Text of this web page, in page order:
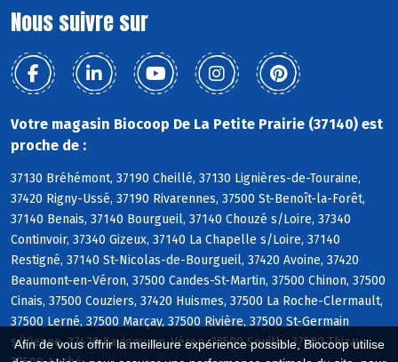
Afin de vous offrir la meilleure expérience possible, Biocoop utilise
Nous suivre sur
Votre magasin Biocoop De La Petite Prairie (37140) est
proche de :
37130 Bréhémont, 37190 Cheillé, 37130 Lignières-de-Touraine,
37420 Rigny-Ussé, 37190 Rivarennes, 37500 St-Benoît-la-Forêt,
37140 Benais, 37140 Bourgueil, 37140 Chouzé s/Loire, 37340
Continvoir, 37340 Gizeux, 37140 La Chapelle s/Loire, 37140
Restigné, 37140 St-Nicolas-de-Bourgueil, 37420 Avoine, 37420
Beaumont-en-Véron, 37500 Candes-St-Martin, 37500 Chinon, 37500
Cinais, 37500 Couziers, 37420 Huismes, 37500 La Roche-Clermault,
37500 Lerné, 37500 Marçay, 37500 Rivière, 37500 St-Germain
s/Vienne, 37420 Savigny-en-Véron, 37500 Seuilly, 37500 Thizay,